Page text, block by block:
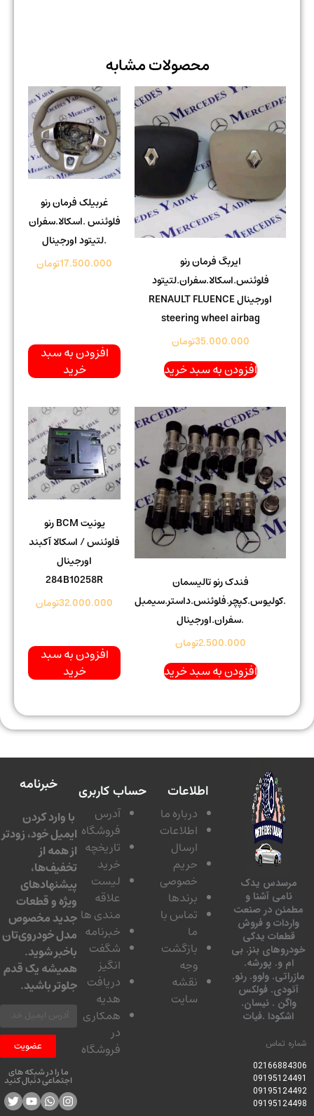
محصولات مشابه
ایربگ فرمان رنو
فلوئنس.اسکالا.سفران.لتیتود
اورجینال RENAULT FLUENCE
steering wheel airbag
35.000.000تومان
افزودن به سبد خرید
غربیلک فرمان رنو
فلوئنس .اسکالا.سفران
.لتیتود اورجینال
17.500.000تومان
افزودن به سبد
فندک رنو تالیسمان
.کولیوس.کپچر.فلوئنس.داستر.سیمبل
.سفران.اورجینال
2.500.000تومان
افزودن به سبد خرید
یونیت BCM رنو
فلوئنس / اسکالا آکبند
اورجینال
284B10258R
32.000.000تومان
افزودن به سبد
یدک
آشنا و
در صنعت
و فروش
یدکی
بنز. بی
و. پورشه.
ولوو. رنو.
فولکس
. نیسان.
.فیات
تماس
اطلاعات
درباره ما
اطلاعات
ارسال
حریم
خصوصی
برندها
تماس با
بازگشت
نقشه
سایت
حساب کاربری
آدرس
فروشگاه
تاریخچه
لیست
مندی ها
خبرنامه
شگفت
دریافت
همکاری
فروشگاه
خبرنامه
با وارد کردن
ایمیل خود، زودتر
از همه از
تخفیف‌ها،
پیشنهادهای
ویژه و قطعات
جدید مخصوص
مدل خودروی‌تان
باخبر شوید.
همیشه یک قدم
جلوتر باشید.
عضویت
ما را در شبکه های
اجتماعی دنبال کنید